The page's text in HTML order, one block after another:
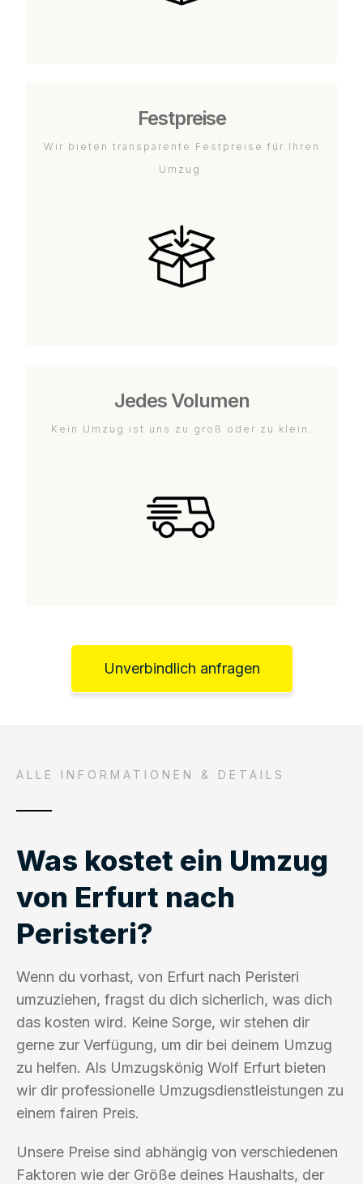
Festpreise
Wir bieten transparente Festpreise für Ihren
Umzug.
Jedes Volumen
Kein Umzug ist uns zu groß oder zu klein.
Unverbindlich anfragen
ALLE INFORMATIONEN & DETAILS
Was kostet ein Umzug
von Erfurt nach
Peristeri?
Wenn du vorhast, von Erfurt nach Peristeri
umzuziehen, fragst du dich sicherlich, was dich
das kosten wird. Keine Sorge, wir stehen dir
gerne zur Verfügung, um dir bei deinem Umzug
zu helfen. Als Umzugskönig Wolf Erfurt bieten
wir dir professionelle Umzugsdienstleistungen zu
einem fairen Preis.
Unsere Preise sind abhängig von verschiedenen
Faktoren wie der Größe deines Haushalts, der